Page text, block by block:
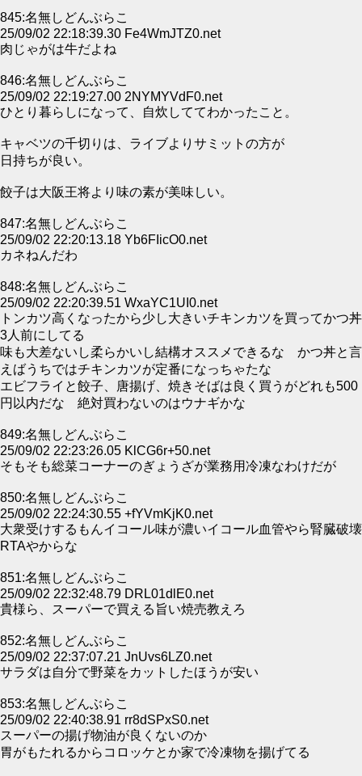
845:名無しどんぶらこ
25/09/02 22:18:39.30 Fe4WmJTZ0.net
肉じゃがは牛だよね
846:名無しどんぶらこ
25/09/02 22:19:27.00 2NYMYVdF0.net
ひとり暮らしになって、自炊しててわかったこと。
キャベツの千切りは、ライブよりサミットの方が
日持ちが良い。
餃子は大阪王将より味の素が美味しい。
847:名無しどんぶらこ
25/09/02 22:20:13.18 Yb6FIicO0.net
カネねんだわ
848:名無しどんぶらこ
25/09/02 22:20:39.51 WxaYC1UI0.net
トンカツ高くなったから少し大きいチキンカツを買ってかつ丼
3人前にしてる
味も大差ないし柔らかいし結構オススメできるな かつ丼と言
えばうちではチキンカツが定番になっちゃたな
エビフライと餃子、唐揚げ、焼きそばは良く買うがどれも500
円以内だな 絶対買わないのはウナギかな
849:名無しどんぶらこ
25/09/02 22:23:26.05 KlCG6r+50.net
そもそも総菜コーナーのぎょうざが業務用冷凍なわけだが
850:名無しどんぶらこ
25/09/02 22:24:30.55 +fYVmKjK0.net
大衆受けするもんイコール味が濃いイコール血管やら腎臓破壊
RTAやからな
851:名無しどんぶらこ
25/09/02 22:32:48.79 DRL01dlE0.net
貴様ら、スーパーで買える旨い焼売教えろ
852:名無しどんぶらこ
25/09/02 22:37:07.21 JnUvs6LZ0.net
サラダは自分で野菜をカットしたほうが安い
853:名無しどんぶらこ
25/09/02 22:40:38.91 rr8dSPxS0.net
スーパーの揚げ物油が良くないのか
胃がもたれるからコロッケとか家で冷凍物を揚げてる